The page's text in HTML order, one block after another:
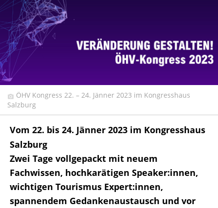
ÖHV Kongress 22. – 24. Jänner 2023 im Kongresshaus
Salzburg
Vom 22. bis 24. Jänner 2023 im Kongresshaus
Salzburg
Zwei Tage vollgepackt mit neuem
Fachwissen, hochkarätigen Speaker:innen,
wichtigen Tourismus Expert:innen,
spannendem Gedankenaustausch und vor